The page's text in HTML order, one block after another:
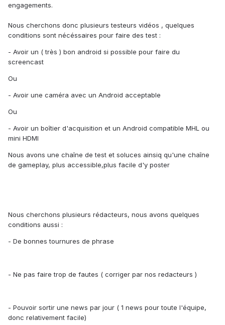
engagements.
Nous cherchons donc plusieurs testeurs vidéos , quelques
conditions sont nécéssaires pour faire des test :
- Avoir un ( très ) bon android si possible pour faire du
screencast
Ou
- Avoir une caméra avec un Android acceptable
Ou
- Avoir un boîtier d'acquisition et un Android compatible MHL ou
mini HDMI
Nous avons une chaîne de test et soluces ainsiq qu'une chaîne
de gameplay, plus accessible,plus facile d'y poster
Nous cherchons plusieurs rédacteurs, nous avons quelques
conditions aussi :
- De bonnes tournures de phrase
- Ne pas faire trop de fautes ( corriger par nos redacteurs )
- Pouvoir sortir une news par jour ( 1 news pour toute l'équipe,
donc relativement facile)